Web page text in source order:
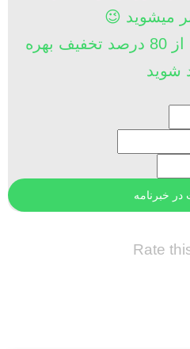
میشوید 😉
با عضویت در خبرنامه از 80 درصد تخفیف بهره
شوید
Rate